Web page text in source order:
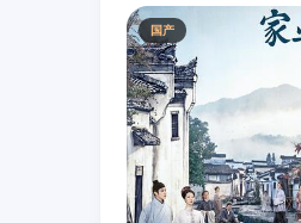
国产